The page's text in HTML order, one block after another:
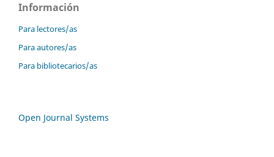
Información
Para lectores/as
Para autores/as
Para bibliotecarios/as
Open Journal Systems